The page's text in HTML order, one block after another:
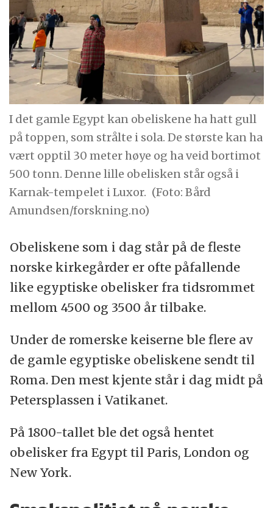
I det gamle Egypt kan obeliskene ha hatt gull
på toppen, som strålte i sola. De største kan ha
vært opptil 30 meter høye og ha veid bortimot
500 tonn. Denne lille obelisken står også i
Karnak-tempelet i Luxor. (Foto: Bård
Amundsen/forskning.no)
Obeliskene som i dag står på de fleste
norske kirkegårder er ofte påfallende
like egyptiske obelisker fra tidsrommet
mellom 4500 og 3500 år tilbake.
Under de romerske keiserne ble flere av
de gamle egyptiske obeliskene sendt til
Roma. Den mest kjente står i dag midt på
Petersplassen i Vatikanet.
På 1800-tallet ble det også hentet
obelisker fra Egypt til Paris, London og
New York.